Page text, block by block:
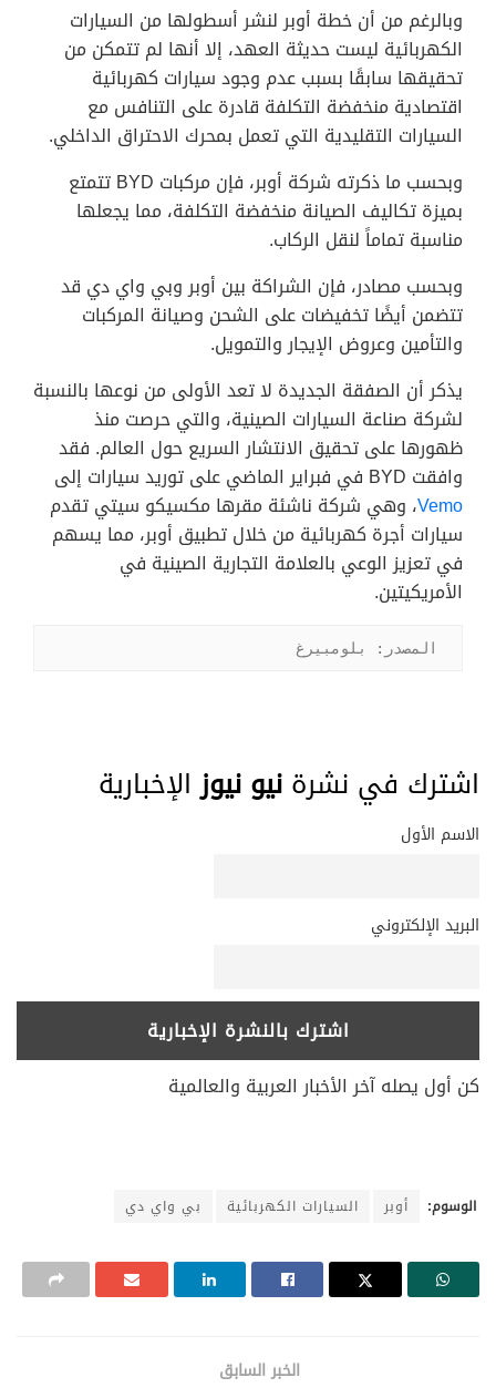
وبالرغم من أن خطة أوبر لنشر أسطولها من السيارات
الكهربائية ليست حديثة العهد، إلا أنها لم تتمكن من
تحقيقها سابقًا بسبب عدم وجود سيارات كهربائية
اقتصادية منخفضة التكلفة قادرة على التنافس مع
السيارات التقليدية التي تعمل بمحرك الاحتراق الداخلي.
وبحسب ما ذكرته شركة أوبر، فإن مركبات BYD تتمتع
بميزة تكاليف الصيانة منخفضة التكلفة، مما يجعلها
مناسبة تماماً لنقل الركاب.
وبحسب مصادر، فإن الشراكة بين أوبر وبي واي دي قد
تتضمن أيضًا تخفيضات على الشحن وصيانة المركبات
والتأمين وعروض الإيجار والتمويل.
يذكر أن الصفقة الجديدة لا تعد الأولى من نوعها بالنسبة
لشركة صناعة السيارات الصينية، والتي حرصت منذ
ظهورها على تحقيق الانتشار السريع حول العالم. فقد
وافقت BYD في فبراير الماضي على توريد سيارات إلى
Vemo، وهي شركة ناشئة مقرها مكسيكو سيتي تقدم
سيارات أجرة كهربائية من خلال تطبيق أوبر، مما يسهم
في تعزيز الوعي بالعلامة التجارية الصينية في
الأمريكيتين.
المصدر: بلومبيرغ
اشترك في نشرةنيو نيوزالإخبارية
الاسم الأول
البريد الإلكتروني
كن أول يصله آخر الأخبار العربية والعالمية
الوسوم: أوبر السيارات الكهربائية بي واي دي
الخبر السابق